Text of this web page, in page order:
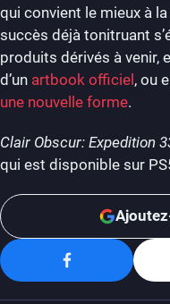
qui convient le mieux à
succès déjà tonitruant
produits dérivés à venir,
d’un artbook officiel, ou
une nouvelle forme.
Clair Obscur: Expedition
qui est disponible sur